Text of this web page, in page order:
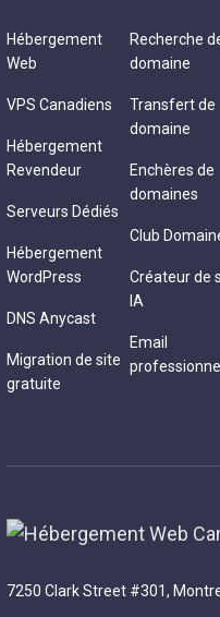
Hébergement
Web
VPS Canadiens
Hébergement
Revendeur
Serveurs Dédiés
Hébergement
WordPress
DNS Anycast
Migration de site
gratuite
Recherche
domaine
Transfert de
domaine
Enchères de
domaines
Club
Créateur de
IA
Email
professionnel
7250 Clark Street #301,